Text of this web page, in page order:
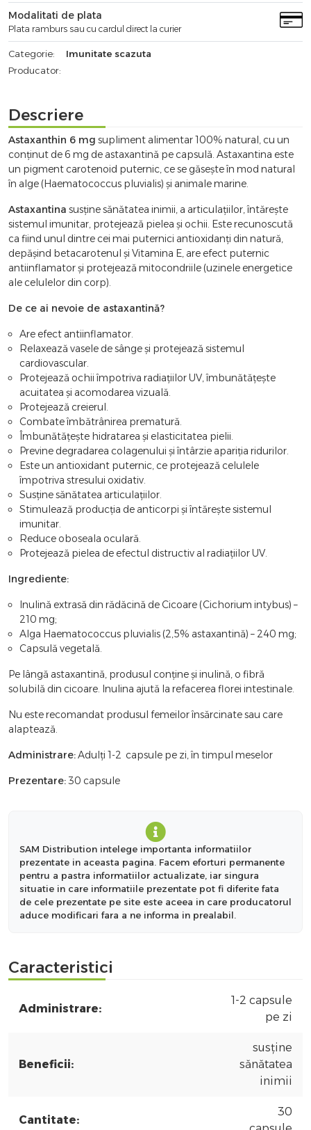
Modalitati de plata
Plata ramburs sau cu cardul direct la curier
Categorie:
Imunitate scazuta
Producator:
Descriere
Astaxanthin 6 mg supliment alimentar 100% natural, cu un
conținut de 6 mg de astaxantină pe capsulă. Astaxantina este
un pigment carotenoid puternic, ce se găsește în mod natural
în alge (Haematococcus pluvialis) și animale marine.
Astaxantina susține sănătatea inimii, a articulațiilor, întărește
sistemul imunitar, protejează pielea și ochii. Este recunoscută
ca fiind unul dintre cei mai puternici antioxidanți din natură,
depășind betacarotenul și Vitamina E, are efect puternic
antiinflamator și protejează mitocondriile (uzinele energetice
ale celulelor din corp).
De ce ai nevoie de astaxantină?
Are efect antiinflamator.
Relaxează vasele de sânge și protejează sistemul
cardiovascular.
Protejează ochii împotriva radiațiilor UV, îmbunătățește
acuitatea și acomodarea vizuală.
Protejează creierul.
Combate îmbătrânirea prematură.
Îmbunătățește hidratarea și elasticitatea pielii.
Previne degradarea colagenului și întârzie apariția ridurilor.
Este un antioxidant puternic, ce protejează celulele
împotriva stresului oxidativ.
Susține sănătatea articulațiilor.
Stimulează producția de anticorpi și întărește sistemul
imunitar.
Reduce oboseala oculară.
Protejează pielea de efectul distructiv al radiațiilor UV.
Ingrediente:
Inulină extrasă din rădăcină de Cicoare (Cichorium intybus) –
210 mg;
Alga Haematococcus pluvialis (2,5% astaxantină) – 240 mg;
Capsulă vegetală.
Pe lângă astaxantină, produsul conține și inulină, o fibră
solubilă din cicoare. Inulina ajută la refacerea florei intestinale.
Nu este recomandat produsul femeilor însărcinate sau care
alaptează.
Administrare:Adulți 1-2 capsule pe zi, în timpul meselor
Prezentare:30 capsule
SAM Distribution intelege importanta informatiilor
prezentate in aceasta pagina. Facem eforturi permanente
pentru a pastra informatiilor actualizate, iar singura
situatie in care informatiile prezentate pot fi diferite fata
de cele prezentate pe site este aceea in care producatorul
aduce modificari fara a ne informa in prealabil.
Caracteristici
Administrare:
1-2 capsule
pe zi
Beneficii:
susține
sănătatea
inimii
Cantitate:
30